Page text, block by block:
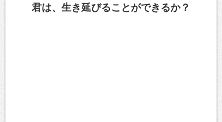
君は、生き延びることができるか？